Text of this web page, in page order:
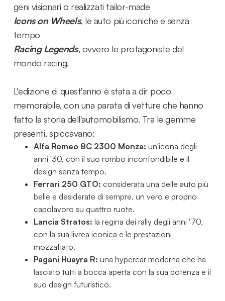
geni visionari o realizzati tailor-made
Icons on Wheels, le auto più iconiche e senza
tempo
Racing Legends, ovvero le protagoniste del
mondo racing.
L'edizione di quest'anno è stata a dir poco
memorabile, con una parata di vetture che hanno
fatto la storia dell'automobilismo. Tra le gemme
presenti, spiccavano:
Alfa Romeo 8C 2300 Monza: un'icona degli
anni '30, con il suo rombo inconfondibile e il
design senza tempo.
Ferrari 250 GTO: considerata una delle auto più
belle e desiderate di sempre, un vero e proprio
capolavoro su quattro ruote.
Lancia Stratos: la regina dei rally degli anni '70,
con la sua livrea iconica e le prestazioni
mozzafiato.
Pagani Huayra R: una hypercar moderna che ha
lasciato tutti a bocca aperta con la sua potenza e il
suo design futuristico.